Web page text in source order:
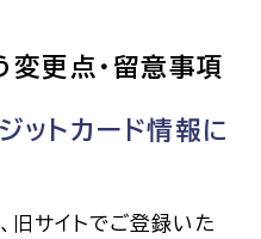
変更点・留意事項
ットカード情報に
旧サイトでご登録いた